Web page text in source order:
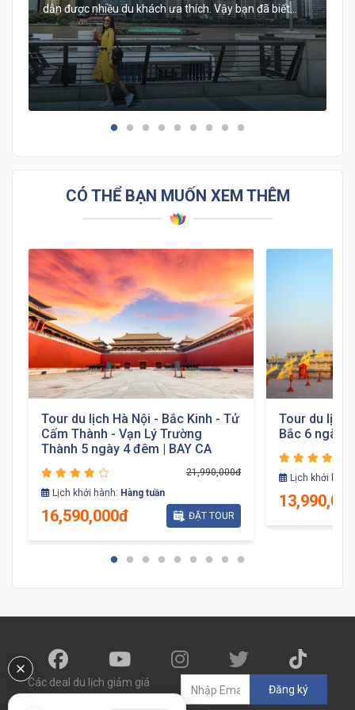
dẫn được nhiều du khách ưa thích. Vậy bạn đã biết
cách để di chuyển giữa hai thành phố này chưa? Hãy
xem ngay bài viết siêu chi tiết dưới đây và cùng khám
phá tour Bắc Kinh – Thượng Hải 5 ngày nhé.
CÓ THỂ BẠN MUỐN XEM THÊM
Tour du lịch Hà Nội - Bắc Kinh - Tử
Cấm Thành - Vạn Lý Trường
Thành 5 ngày 4 đêm | BAY CA
21,990,000đ
Lịch khởi hành: Hàng tuần
16,590,000đ ĐẶT TOUR
Tour du lịch
Bắc 6 ngày
Lịch khởi
Các deal du lịch giảm giá
Đăng ký